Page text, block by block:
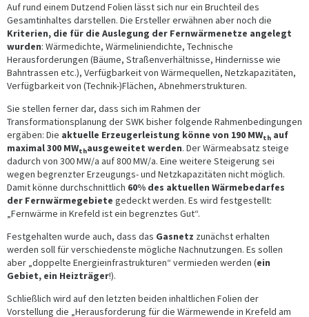
Auf rund einem Dutzend Folien lässt sich nur ein Bruchteil des
Gesamtinhaltes darstellen. Die Ersteller erwähnen aber noch die
Kriterien, die für die Auslegung der Fernwärmenetze angelegt
wurden: Wärmedichte, Wärmeliniendichte, Technische
Herausforderungen (Bäume, Straßenverhältnisse, Hindernisse wie
Bahntrassen etc.), Verfügbarkeit von Wärmequellen, Netzkapazitäten,
Verfügbarkeit von (Technik-)Flächen, Abnehmerstrukturen.
Sie stellen ferner dar, dass sich im Rahmen der
Transformationsplanung der SWK bisher folgende Rahmenbedingungen
ergäben: Die aktuelle Erzeugerleistung könne von 190 MWth auf
maximal 300 MWthausgeweitet werden. Der Wärmeabsatz steige
dadurch von 300 MW/a auf 800 MW/a. Eine weitere Steigerung sei
wegen begrenzter Erzeugungs- und Netzkapazitäten nicht möglich.
Damit könne durchschnittlich 60% des aktuellen Wärmebedarfes
der Fernwärmegebiete gedeckt werden. Es wird festgestellt:
„Fernwärme in Krefeld ist ein begrenztes Gut“.
Festgehalten wurde auch, dass das Gasnetz zunächst erhalten
werden soll für verschiedenste mögliche Nachnutzungen. Es sollen
aber „doppelte Energieinfrastrukturen“ vermieden werden (ein
Gebiet, ein Heizträger!).
Schließlich wird auf den letzten beiden inhaltlichen Folien der
Vorstellung die „Herausforderung für die Wärmewende in Krefeld am